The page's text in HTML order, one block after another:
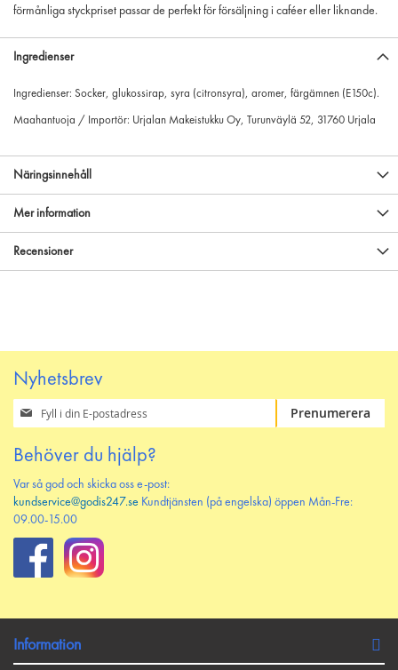
förmånliga styckpriset passar de perfekt för försäljning i caféer eller liknande.
Ingredienser
Ingredienser: Socker, glukossirap, syra (citronsyra), aromer, färgämnen (E150c).
Maahantuoja / Importör: Urjalan Makeistukku Oy, Turunväylä 52, 31760 Urjala
Näringsinnehåll
Mer information
Recensioner
Nyhetsbrev
Prenumerera
på
nyhetsbrev
Prenumerera
Behöver du hjälp?
Var så god och skicka oss e-post:
kundservice@godis247.se Kundtjänsten (på engelska) öppen Mån-Fre:
09.00-15.00
Information